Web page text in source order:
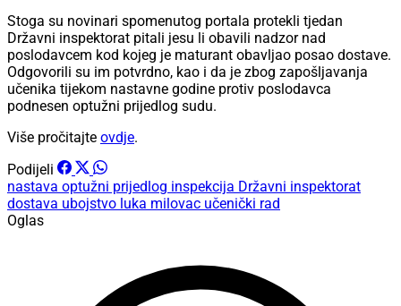
Stoga su novinari spomenutog portala protekli tjedan
Državni inspektorat pitali jesu li obavili nadzor nad
poslodavcem kod kojeg je maturant obavljao posao dostave.
Odgovorili su im potvrdno, kao i da je zbog zapošljavanja
učenika tijekom nastavne godine protiv poslodavca
podnesen optužni prijedlog sudu.
Više pročitajte ovdje.
Podijeli
nastava optužni prijedlog inspekcija Državni inspektorat
dostava ubojstvo luka milovac učenički rad
Oglas